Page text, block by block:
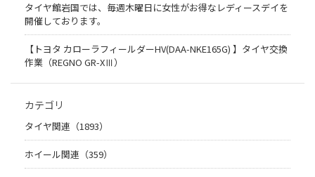
タイヤ館岩国では、毎週木曜日に女性がお得なレディースデイを
開催しております。
【トヨタ カローラフィールダーHV(DAA-NKE165G) 】タイヤ交換
作業（REGNO GR-XⅢ）
カテゴリ
タイヤ関連（1893）
ホイール関連（359）